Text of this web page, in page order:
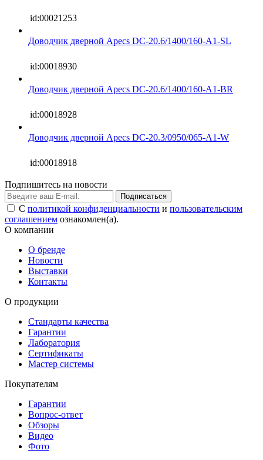
id:00021253
Доводчик дверной Apecs DC-20.6/1400/160-A1-SL
id:00018930
Доводчик дверной Apecs DC-20.6/1400/160-A1-BR
id:00018928
Доводчик дверной Apecs DC-20.3/0950/065-A1-W
id:00018918
Подпишитесь на новости
Подписаться
С политикой конфиденциальности и пользовательским
соглашением ознакомлен(а).
О компании
О бренде
Новости
Выставки
Контакты
О продукции
Стандарты качества
Гарантии
Лаборатория
Сертификаты
Мастер системы
Покупателям
Гарантии
Вопрос-ответ
Обзоры
Видео
Фото